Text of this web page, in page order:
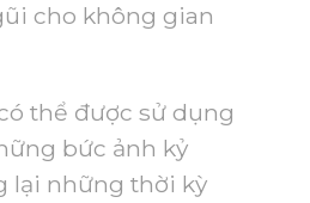
cho không gian
thể được sử dụng
bức ảnh kỷ
lại những thời kỳ